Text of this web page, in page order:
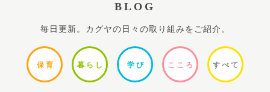
BLOG
毎日更新。カグヤの日々の取り組みをご紹介。
保 育 暮ら し 学 び ここ ろ すべて